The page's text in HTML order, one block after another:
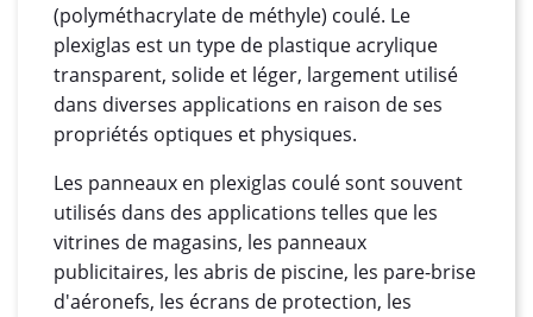
(polyméthacrylate de méthyle) coulé. Le
plexiglas est un type de plastique acrylique
transparent, solide et léger, largement utilisé
dans diverses applications en raison de ses
propriétés optiques et physiques.
Les panneaux en plexiglas coulé sont souvent
utilisés dans des applications telles que les
vitrines de magasins, les panneaux
publicitaires, les abris de piscine, les pare-brise
d'aéronefs, les écrans de protection, les